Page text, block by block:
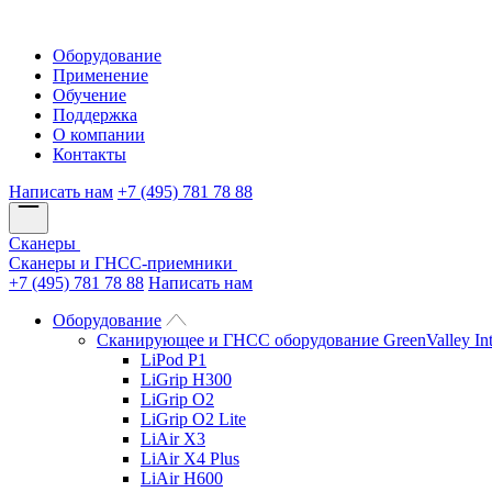
Оборудование
Применение
Обучение
Поддержка
О компании
Контакты
Написать нам +7 (495) 781 78 88
Сканеры
Сканеры и ГНСС-приемники
+7 (495) 781 78 88 Написать нам
Оборудование
Сканирующее и ГНСС оборудование GreenValley
LiPod P1
LiGrip H300
LiGrip O2
LiGrip O2 Lite
LiAir X3
LiAir X4 Plus
LiAir H600